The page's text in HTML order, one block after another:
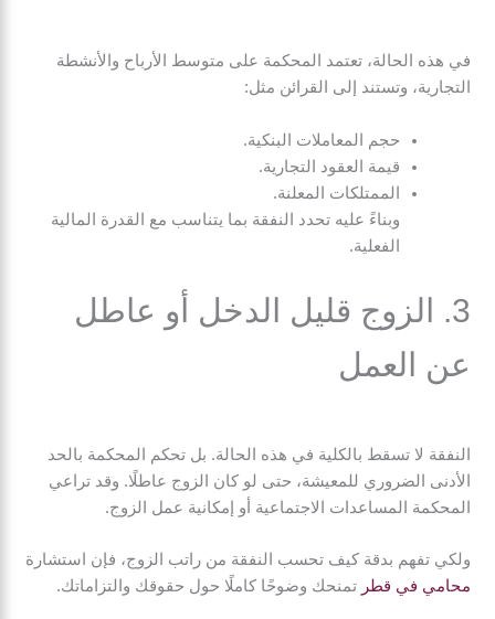
في هذه الحالة، تعتمد المحكمة على متوسط الأرباح والأنشطة
التجارية، وتستند إلى القرائن مثل:
حجم المعاملات البنكية.
قيمة العقود التجارية.
الممتلكات المعلنة.
وبناءً عليه تحدد النفقة بما يتناسب مع القدرة المالية
الفعلية.
3. الزوج قليل الدخل أو عاطل
عن العمل
النفقة لا تسقط بالكلية في هذه الحالة. بل تحكم المحكمة بالحد
الأدنى الضروري للمعيشة، حتى لو كان الزوج عاطلًا. وقد تراعي
المحكمة المساعدات الاجتماعية أو إمكانية عمل الزوج.
ولكي تفهم بدقة كيف تحسب النفقة من راتب الزوج، فإن استشارة
محامي في قطر تمنحك وضوحًا كاملًا حول حقوقك والتزاماتك.